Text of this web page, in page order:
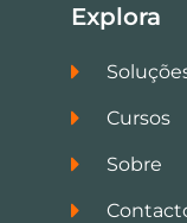
Explora
Cursos
Sobre